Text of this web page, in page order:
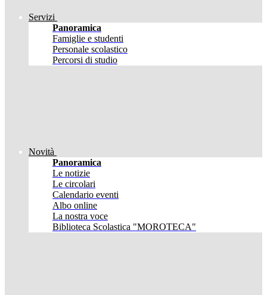
Servizi
Panoramica
Famiglie e studenti
Personale scolastico
Percorsi di studio
Novità
Panoramica
Le notizie
Le circolari
Calendario eventi
Albo online
La nostra voce
Biblioteca Scolastica "MOROTECA"